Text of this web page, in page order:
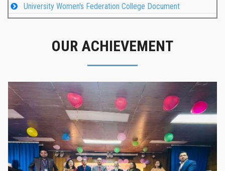
University Women's Federation College Document
OUR ACHIEVEMENT